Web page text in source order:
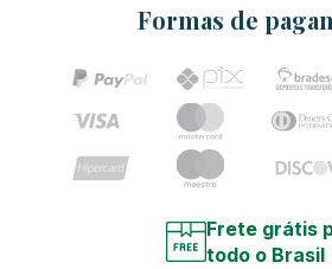
Formas de
Frete grátis
todo o Brasil